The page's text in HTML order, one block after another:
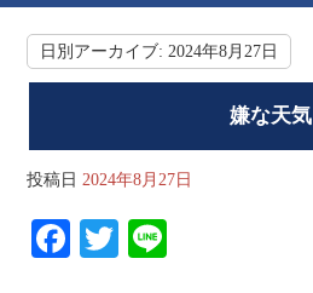
日別アーカイブ:2024年8月27日
嫌な天気
投稿日 2024年8月27日
Fa T